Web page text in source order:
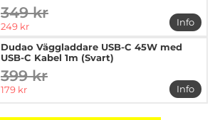
tidigare pris
349 kr
rea pris
249 kr
Info
mer
Dudao Väggladdare USB-C 45W med
USB-C Kabel 1m (Svart)
tidigare pris
399 kr
rea pris
179 kr
Info
mer